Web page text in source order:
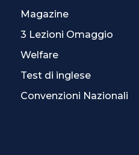
Magazine
3 Lezioni Omaggio
Welfare
Test di inglese
Convenzioni Nazionali